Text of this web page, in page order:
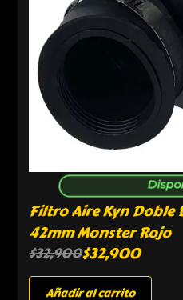
Filtro Aire Kyn Doble
42mm Monster Rojo
$32,900$32,900
Añadir al carrito